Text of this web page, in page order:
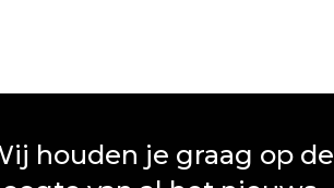
houden je graag op de